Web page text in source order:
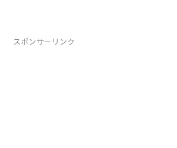
スポンサーリンク